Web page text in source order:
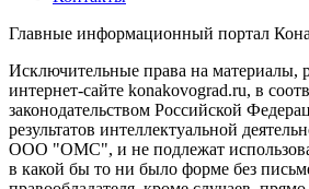
Главные информационный портал
Исключительные права на материалы,
интернет-сайте konakovograd.ru, в
законодательством Российской
результатов интеллектуальной
ООО "ОМС", и не подлежат
в какой бы то ни было форме без